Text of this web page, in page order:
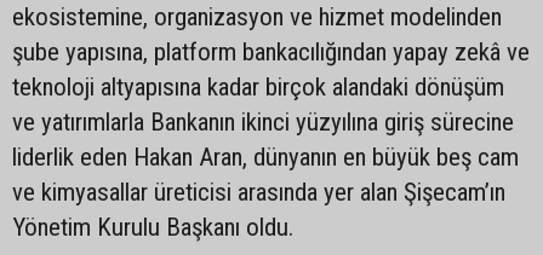
ekosistemine, organizasyon ve hizmet modelinden
şube yapısına, platform bankacılığından yapay zekâ ve
teknoloji altyapısına kadar birçok alandaki dönüşüm
ve yatırımlarla Bankanın ikinci yüzyılına giriş sürecine
liderlik eden Hakan Aran, dünyanın en büyük beş cam
ve kimyasallar üreticisi arasında yer alan Şişecam’ın
Yönetim Kurulu Başkanı oldu.